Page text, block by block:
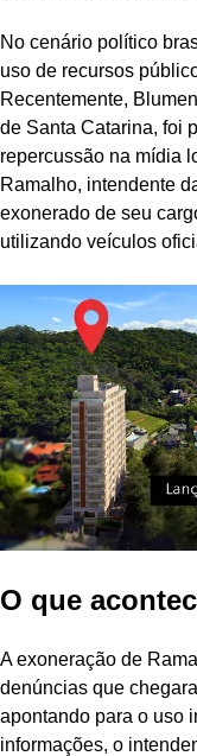
No cenário político
uso de recursos
Recentemente,
de Santa Catarina, foi
repercussão na mídia
Ramalho, intendente
exonerado de seu
utilizando veículos
O que
A exoneração de
denúncias que
apontando para o uso
informações, o